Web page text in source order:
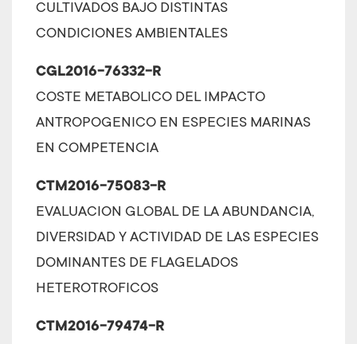
CULTIVADOS BAJO DISTINTAS
CONDICIONES AMBIENTALES
CGL2016-76332-R
COSTE METABOLICO DEL IMPACTO
ANTROPOGENICO EN ESPECIES MARINAS
EN COMPETENCIA
CTM2016-75083-R
EVALUACION GLOBAL DE LA ABUNDANCIA,
DIVERSIDAD Y ACTIVIDAD DE LAS ESPECIES
DOMINANTES DE FLAGELADOS
HETEROTROFICOS
CTM2016-79474-R